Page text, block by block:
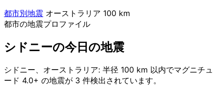
都市別地震 オーストラリア 100 km
都市の地震プロファイル
シドニーの今日の地震
シドニー、オーストラリア: 半径 100 km 以内でマグニチュ
ード 4.0+ の地震が 3 件検出されています。